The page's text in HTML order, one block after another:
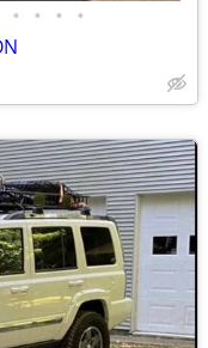
• • • •